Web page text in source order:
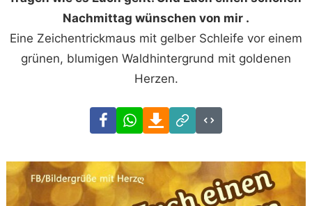
Nachmittag wünschen von mir .
Eine Zeichentrickmaus mit gelber Schleife vor einem
grünen, blumigen Waldhintergrund mit goldenen
Herzen.
FacebookWhatsAppDownload
Link
Code